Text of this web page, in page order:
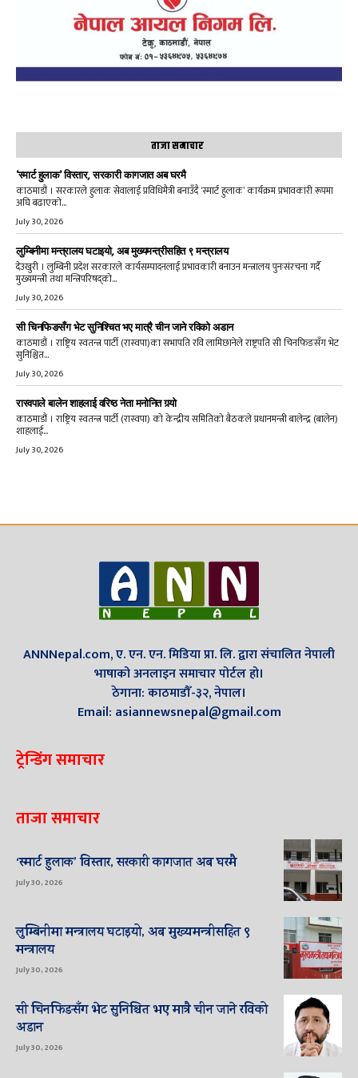
ताजा समाचार
‘स्मार्ट हुलाक’ विस्तार, सरकारी कागजात अब घरमै
काठमाडौं । सरकारले हुलाक सेवालाई प्रविधिमैत्री बनाउँदै ‘स्मार्ट हुलाक’ कार्यक्रम प्रभावकारी रूपमा
अघि बढाएको...
July 30, 2026
लुम्बिनीमा मन्त्रालय घटाइयो, अब मुख्यमन्त्रीसहित ९ मन्त्रालय
देउखुरी । लुम्बिनी प्रदेश सरकारले कार्यसम्पादनलाई प्रभावकारी बनाउन मन्त्रालय पुनःसंरचना गर्दै
मुख्यमन्त्री तथा मन्त्रिपरिषद्को...
July 30, 2026
सी चिनफिङसँग भेट सुनिश्चित भए मात्रै चीन जाने रविको अडान
काठमाडौं । राष्ट्रिय स्वतन्त्र पार्टी (रास्वपा)का सभापति रवि लामिछानेले राष्ट्रपति सी चिनफिङसँग भेट
सुनिश्चित...
July 30, 2026
रास्वपाले बालेन शाहलाई वरिष्ठ नेता मनोनित गर्‍यो
काठमाडौं । राष्ट्रिय स्वतन्त्र पार्टी (रास्वपा) को केन्द्रीय समितिको बैठकले प्रधानमन्त्री बालेन्द्र (बालेन)
शाहलाई...
July 30, 2026
ANNNepal.com, ए. एन. एन. मिडिया प्रा. लि. द्वारा संचालित नेपाली
भाषाको अनलाइन समाचार पोर्टल हो।
ठेगाना: काठमाडौँ-३२, नेपाल।
Email: asiannewsnepal@gmail.com
ट्रेन्डिंग समाचार
ताजा समाचार
‘स्मार्ट हुलाक’ विस्तार, सरकारी कागजात अब घरमै
July 30, 2026
लुम्बिनीमा मन्त्रालय घटाइयो, अब मुख्यमन्त्रीसहित ९
मन्त्रालय
July 30, 2026
सी चिनफिङसँग भेट सुनिश्चित भए मात्रै चीन जाने रविको
अडान
July 30, 2026